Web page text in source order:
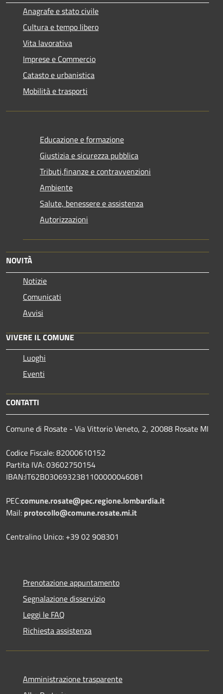
Anagrafe e stato civile
Cultura e tempo libero
Vita lavorativa
Imprese e Commercio
Catasto e urbanistica
Mobilità e trasporti
Educazione e formazione
Giustizia e sicurezza pubblica
Tributi,finanze e contravvenzioni
Ambiente
Salute, benessere e assistenza
Autorizzazioni
NOVITÀ
Notizie
Comunicati
Avvisi
VIVERE IL COMUNE
Luoghi
Eventi
CONTATTI
Comune di Rosate - Via Vittorio Veneto, 2, 20088 Rosate MI
Codice Fiscale: 82000610152
Partita IVA: 03602750154
IBAN:IT62B0306932381100000046081
PEC:comune.rosate@pec.regione.lombardia.it
Mail: protocollo@comune.rosate.mi.it
Centralino Unico: +39 02 908301
Prenotazione appuntamento
Segnalazione disservizio
Leggi le FAQ
Richiesta assistenza
Amministrazione trasparente